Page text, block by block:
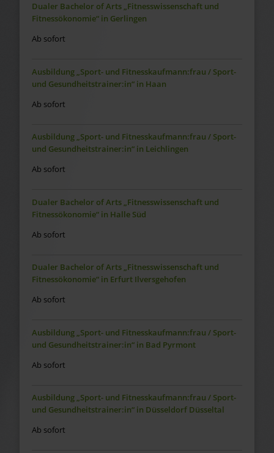
Dualer Bachelor of Arts „Fitnesswissenschaft und
Fitnessökonomie“ in Gerlingen
Ab sofort
Ausbildung „Sport- und Fitnesskaufmann:frau / Sport-
und Gesundheitstrainer:in“ in Haan
Ab sofort
Ausbildung „Sport- und Fitnesskaufmann:frau / Sport-
und Gesundheitstrainer:in“ in Leichlingen
Ab sofort
Dualer Bachelor of Arts „Fitnesswissenschaft und
Fitnessökonomie“ in Halle Süd
Ab sofort
Dualer Bachelor of Arts „Fitnesswissenschaft und
Fitnessökonomie“ in Erfurt Ilversgehofen
Ab sofort
Ausbildung „Sport- und Fitnesskaufmann:frau / Sport-
und Gesundheitstrainer:in“ in Bad Pyrmont
Ab sofort
Ausbildung „Sport- und Fitnesskaufmann:frau / Sport-
und Gesundheitstrainer:in“ in Düsseldorf Düsseltal
Ab sofort